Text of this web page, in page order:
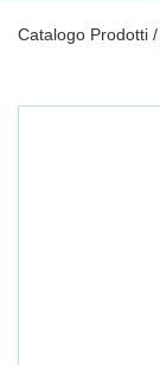
Catalogo Prodotti /